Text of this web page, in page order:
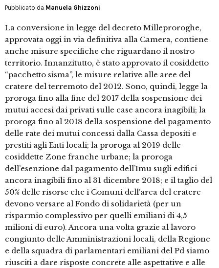
Pubblicato da Manuela Ghizzoni
La conversione in legge del decreto Milleproroghe,
approvata oggi in via definitiva alla Camera, contiene
anche misure specifiche che riguardano il nostro
territorio. Innanzitutto, è stato approvato il cosiddetto
“pacchetto sisma”, le misure relative alle aree del
cratere del terremoto del 2012. Sono, quindi, legge la
proroga fino alla fine del 2017 della sospensione dei
mutui accesi dai privati sulle case ancora inagibili; la
proroga fino al 2018 della sospensione del pagamento
delle rate dei mutui concessi dalla Cassa depositi e
prestiti agli Enti locali; la proroga al 2019 delle
cosiddette Zone franche urbane; la proroga
dell’esenzione dal pagamento dell’Imu sugli edifici
ancora inagibili fino al 31 dicembre 2018; e il taglio del
50% delle risorse che i Comuni dell’area del cratere
devono versare al Fondo di solidarietà (per un
risparmio complessivo per quelli emiliani di 4,5
milioni di euro). Ancora una volta grazie al lavoro
congiunto delle Amministrazioni locali, della Regione
e della squadra di parlamentari emiliani del Pd siamo
riusciti a dare risposte concrete alle aspettative e alle